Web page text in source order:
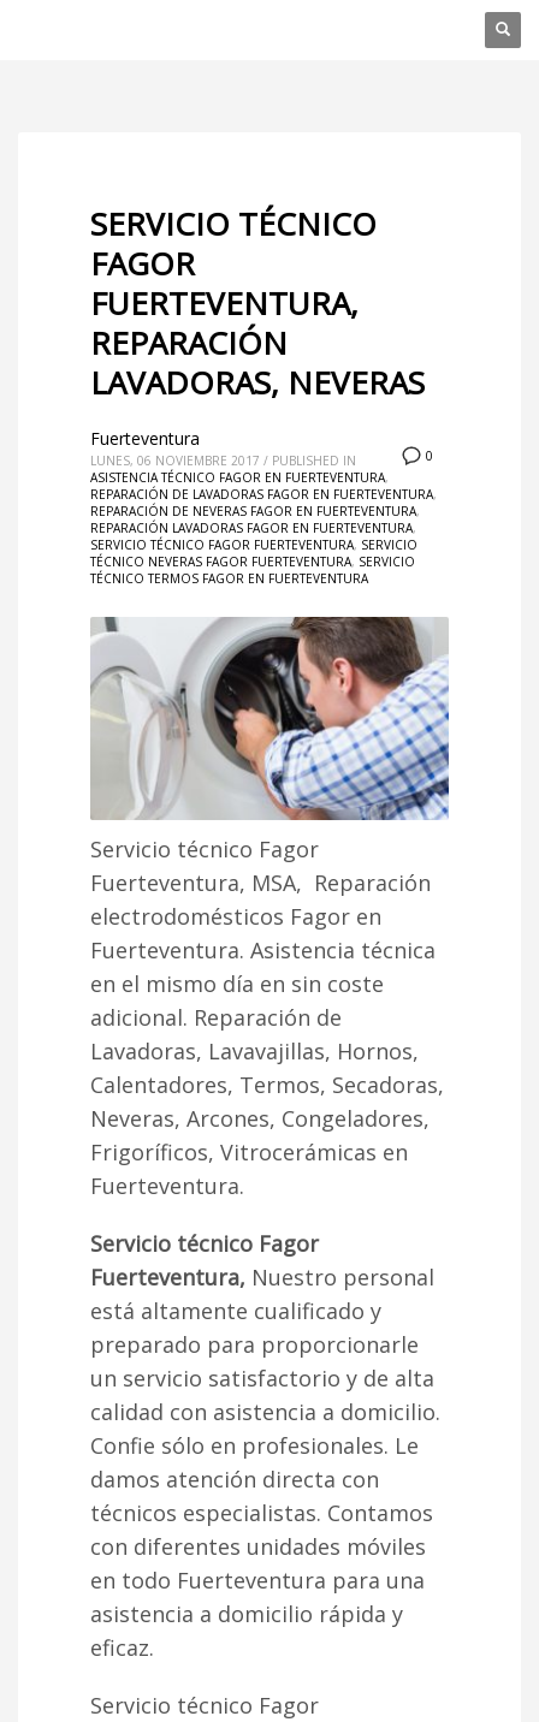
SERVICIO TÉCNICO
FAGOR
FUERTEVENTURA,
REPARACIÓN
LAVADORAS, NEVERAS
0
Fuerteventura
LUNES, 06 NOVIEMBRE 2017 / PUBLISHED IN
ASISTENCIA TÉCNICO FAGOR EN FUERTEVENTURA,
REPARACIÓN DE LAVADORAS FAGOR EN FUERTEVENTURA,
REPARACIÓN DE NEVERAS FAGOR EN FUERTEVENTURA,
REPARACIÓN LAVADORAS FAGOR EN FUERTEVENTURA,
SERVICIO TÉCNICO FAGOR FUERTEVENTURA, SERVICIO
TÉCNICO NEVERAS FAGOR FUERTEVENTURA, SERVICIO
TÉCNICO TERMOS FAGOR EN FUERTEVENTURA
Servicio técnico Fagor
Fuerteventura, MSA, Reparación
electrodomésticos Fagor en
Fuerteventura. Asistencia técnica
en el mismo día en sin coste
adicional. Reparación de
Lavadoras, Lavavajillas, Hornos,
Calentadores, Termos, Secadoras,
Neveras, Arcones, Congeladores,
Frigoríficos, Vitrocerámicas en
Fuerteventura.
Servicio técnico Fagor
Fuerteventura, Nuestro personal
está altamente cualificado y
preparado para proporcionarle
un servicio satisfactorio y de alta
calidad con asistencia a domicilio.
Confie sólo en profesionales. Le
damos atención directa con
técnicos especialistas. Contamos
con diferentes unidades móviles
en todo Fuerteventura para una
asistencia a domicilio rápida y
eficaz.
Servicio técnico Fagor